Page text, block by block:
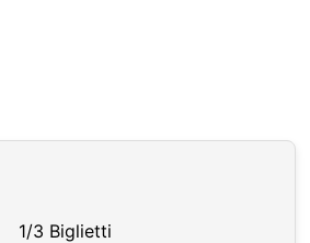
1/3 Biglietti